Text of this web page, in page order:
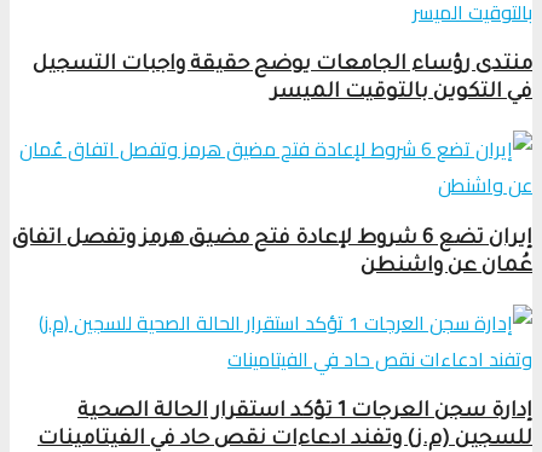
منتدى رؤساء الجامعات يوضح حقيقة واجبات التسجيل
في التكوين بالتوقيت الميسر
إيران تضع 6 شروط لإعادة فتح مضيق هرمز وتفصل اتفاق
عُمان عن واشنطن
إدارة سجن العرجات 1 تؤكد استقرار الحالة الصحية
للسجين (م.ز) وتفند ادعاءات نقص حاد في الفيتامينات